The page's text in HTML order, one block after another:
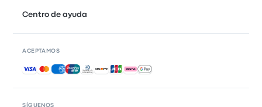
SÍGUENOS
Centro de ayuda
ACEPTAMOS
Pagos aceptados